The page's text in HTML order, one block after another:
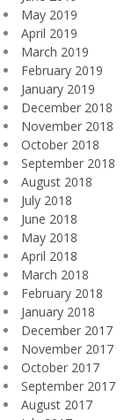
May 2019
April 2019
March 2019
February 2019
January 2019
December 2018
November 2018
October 2018
September 2018
August 2018
July 2018
June 2018
May 2018
April 2018
March 2018
February 2018
January 2018
December 2017
November 2017
October 2017
September 2017
August 2017